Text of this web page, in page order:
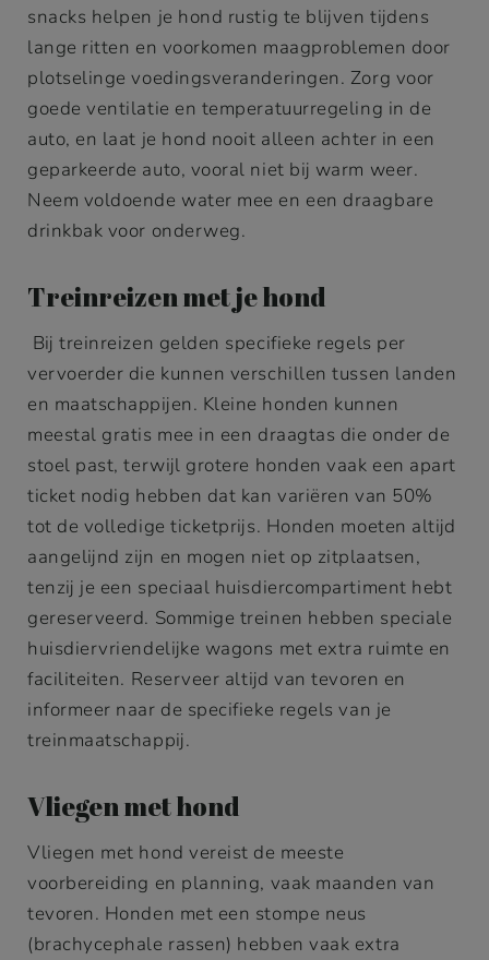
snacks helpen je hond rustig te blijven tijdens
lange ritten en voorkomen maagproblemen door
plotselinge voedingsveranderingen. Zorg voor
goede ventilatie en temperatuurregeling in de
auto, en laat je hond nooit alleen achter in een
geparkeerde auto, vooral niet bij warm weer.
Neem voldoende water mee en een draagbare
drinkbak voor onderweg.
Treinreizen met je hond
Bij treinreizen gelden specifieke regels per
vervoerder die kunnen verschillen tussen landen
en maatschappijen. Kleine honden kunnen
meestal gratis mee in een draagtas die onder de
stoel past, terwijl grotere honden vaak een apart
ticket nodig hebben dat kan variëren van 50%
tot de volledige ticketprijs. Honden moeten altijd
aangelijnd zijn en mogen niet op zitplaatsen,
tenzij je een speciaal huisdiercompartiment hebt
gereserveerd. Sommige treinen hebben speciale
huisdiervriendelijke wagons met extra ruimte en
faciliteiten. Reserveer altijd van tevoren en
informeer naar de specifieke regels van je
treinmaatschappij.
Vliegen met hond
Vliegen met hond vereist de meeste
voorbereiding en planning, vaak maanden van
tevoren. Honden met een stompe neus
(brachycephale rassen) hebben vaak extra